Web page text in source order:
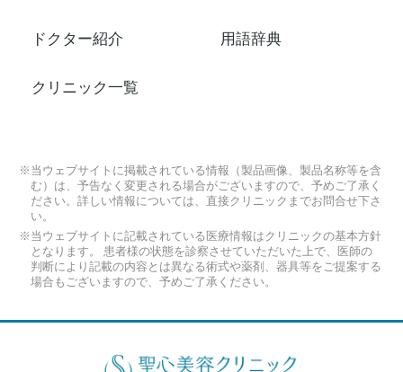
ドクター紹介
クリニック一覧
用語辞典
※当ウェブサイトに掲載されている情報（製品画像、製品名称等を含
む）は、予告なく変更される場合がございますので、予めご了承く
ださい。詳しい情報については、直接クリニックまでお問合せ下さ
い。
※当ウェブサイトに記載されている医療情報はクリニックの基本方針
となります。 患者様の状態を診察させていただいた上で、医師の
判断により記載の内容とは異なる術式や薬剤、器具等をご提案する
場合もございますので、予めご了承ください。